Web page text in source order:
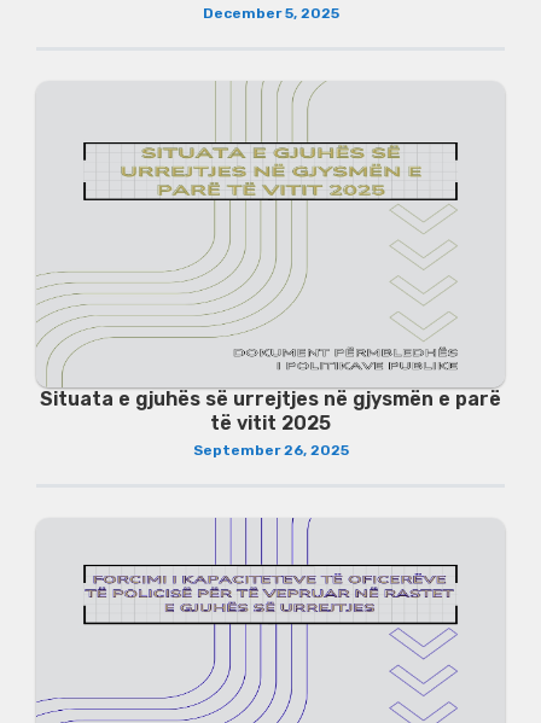
December 5, 2025
Situata e gjuhës së urrejtjes në gjysmën e parë
të vitit 2025
September 26, 2025